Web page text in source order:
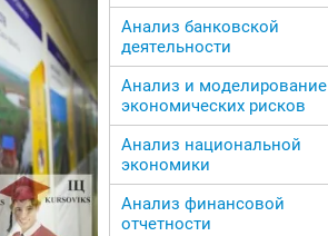
Анализ банковской
деятельности
Анализ и моделирование
экономических рисков
Анализ национальной
экономики
Анализ финансовой
отчетности